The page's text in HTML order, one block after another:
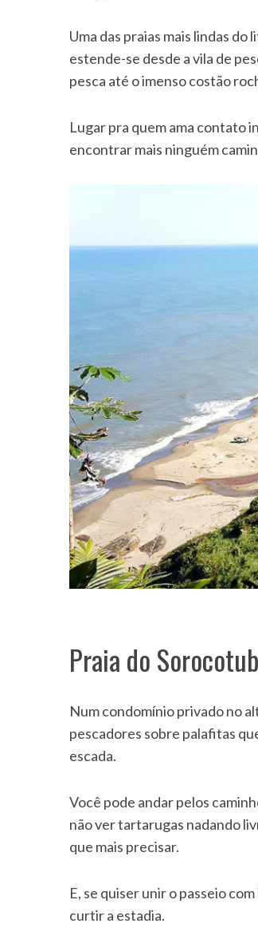
Uma das praias mais lindas do
estende-se desde a vila de
pesca até o imenso costão
Lugar pra quem ama contato
encontrar mais ninguém
Praia do
Num condomínio privado no
pescadores sobre palafitas
escada.
Você pode andar pelos
não ver tartarugas nadando
que mais precisar.
E, se quiser unir o passeio
curtir a estadia.